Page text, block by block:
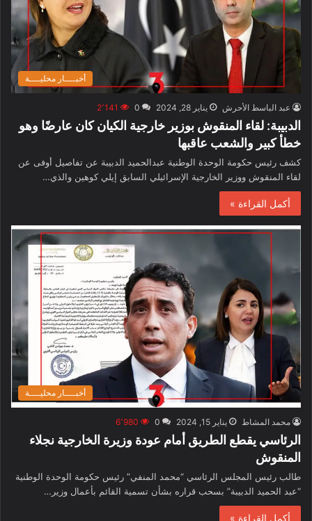
أخبــــار محليــــة
عبد الباسط الأحرش يناير 28, 2024 0 2٬141
الدبيبة: لقاء المنقوش بوزير خارجية الكيان كان عارضًا وهو
خطأ كبير والشعب عاقبها
كشف رئيس حكومة الوحدة الوطنية عبدالحميد الدبيبة عن تفاصيل أوفى عن
لقاء المنقوش ووزير الخارجية الإسرائيلي السابق إيلي كوهين والذي…
أكمل القراءة »
أخبــــار محليــــة
محمد المشاط يناير 15, 2024 0 6٬980
الرئاسي يقطع الطريق أمام عودة وزيرة الخارجية نجلاء
المنقوش
طالب رئيس المجلس الرئاسي “محمد المنفي” رئيس حكومة الوحدة الوطنية
“عبد الحميد الدبيبة” بسحب قراره بشأن تسمية القائم بأعمال وزير…
أكمل القراءة »